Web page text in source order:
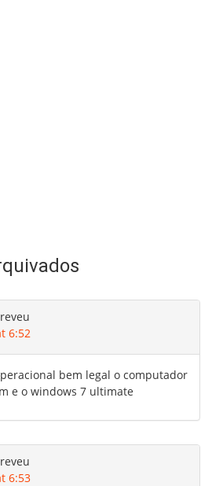
6:52
bem legal o computador
e o windows 7 ultimate
6:53